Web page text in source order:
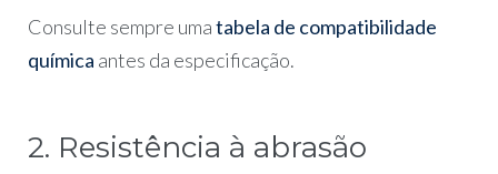
Consulte sempre umatabela de compatibilidade
química antes da especificação.
2. Resistência à abrasão